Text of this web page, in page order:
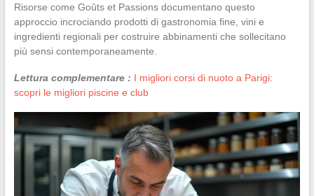
Risorse come Goûts et Passions documentano questo
approccio incrociando prodotti di gastronomia fine, vini e
ingredienti regionali per costruire abbinamenti che sollecitano
più sensi contemporaneamente.
Lettura complementare : I migliori corsi di nuoto a Parigi:
scopri le migliori piscine e club